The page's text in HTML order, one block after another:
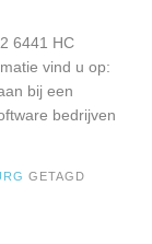
6441 HC
vind u op:
bij een
bedrijven
GETAGD